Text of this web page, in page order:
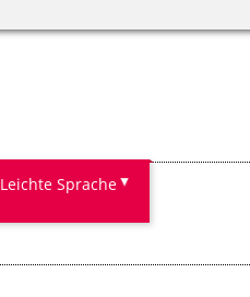
Leichte Sprache